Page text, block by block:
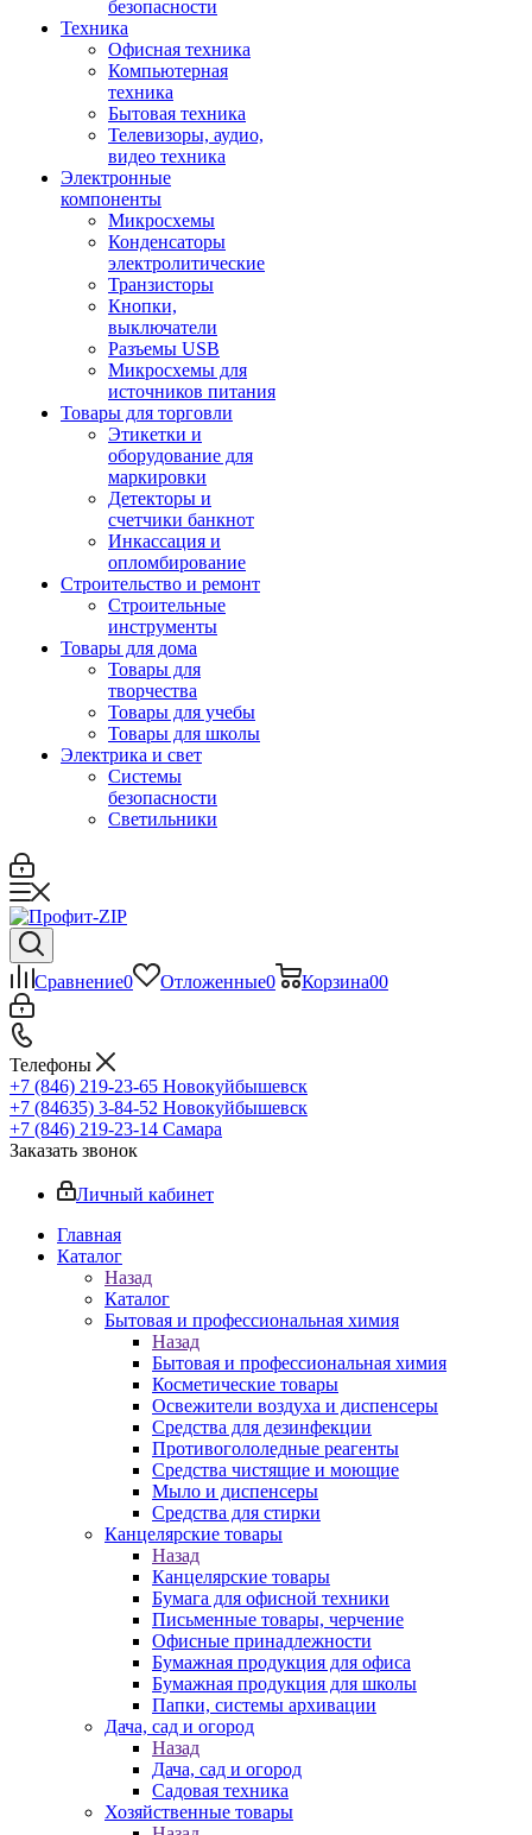
безопасности
Техника
Офисная техника
Компьютерная
техника
Бытовая техника
Телевизоры, аудио,
видео техника
Электронные
компоненты
Микросхемы
Конденсаторы
электролитические
Транзисторы
Кнопки,
выключатели
Разъемы USB
Микросхемы для
источников питания
Товары для торговли
Этикетки и
оборудование для
маркировки
Детекторы и
счетчики банкнот
Инкассация и
опломбирование
Строительство и ремонт
Строительные
инструменты
Товары для дома
Товары для
творчества
Товары для учебы
Товары для школы
Электрика и свет
Системы
безопасности
Светильники
Сравнение0 Отложенные0 Корзина00
Телефоны
+7 (846) 219-23-65 Новокуйбышевск
+7 (84635) 3-84-52 Новокуйбышевск
+7 (846) 219-23-14 Самара
Заказать звонок
Личный кабинет
Главная
Каталог
Назад
Каталог
Бытовая и профессиональная химия
Назад
Бытовая и профессиональная химия
Косметические товары
Освежители воздуха и диспенсеры
Средства для дезинфекции
Противогололедные реагенты
Средства чистящие и моющие
Мыло и диспенсеры
Средства для стирки
Канцелярские товары
Назад
Канцелярские товары
Бумага для офисной техники
Письменные товары, черчение
Офисные принадлежности
Бумажная продукция для офиса
Бумажная продукция для школы
Папки, системы архивации
Дача, сад и огород
Назад
Дача, сад и огород
Садовая техника
Хозяйственные товары